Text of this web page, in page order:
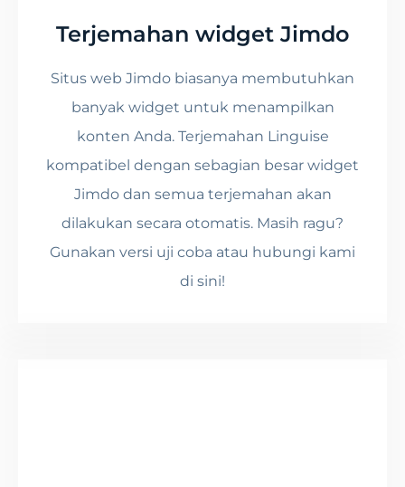
Terjemahan widget Jimdo
Situs web Jimdo biasanya membutuhkan
banyak widget untuk menampilkan
konten Anda. Terjemahan Linguise
kompatibel dengan sebagian besar widget
Jimdo dan semua terjemahan akan
dilakukan secara otomatis. Masih ragu?
Gunakan versi uji coba atau hubungi kami
di sini!